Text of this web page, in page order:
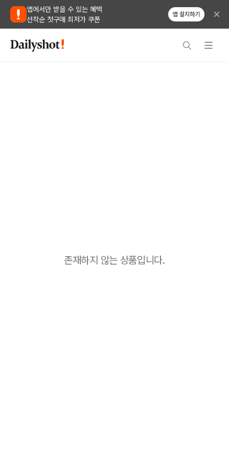
앱에서만 받을 수 있는 혜택
선착순 첫구매 최저가 쿠폰
앱 설치하기
존재하지 않는 상품입니다.